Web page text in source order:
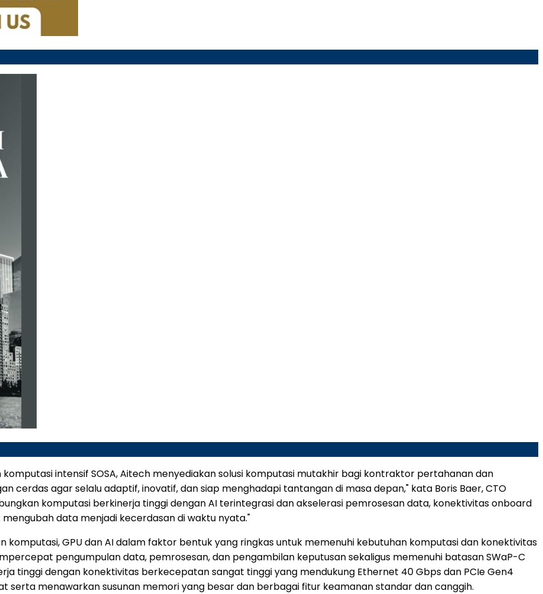
komputasi intensif SOSA, Aitech menyediakan solusi komputasi mutakhir bagi kontraktor pertahanan dan
cerdas agar selalu adaptif, inovatif, dan siap menghadapi tantangan di masa depan," kata Boris Baer, CTO
komputasi berkinerja tinggi dengan AI terintegrasi dan akselerasi pemrosesan data, konektivitas onboard
data menjadi kecerdasan di waktu nyata."
komputasi, GPU dan AI dalam faktor bentuk yang ringkas untuk memenuhi kebutuhan komputasi dan konektivitas
pengumpulan data, pemrosesan, dan pengambilan keputusan sekaligus memenuhi batasan SWaP-C
tinggi dengan konektivitas berkecepatan sangat tinggi yang mendukung Ethernet 40 Gbps dan PCIe Gen4
serta menawarkan susunan memori yang besar dan berbagai fitur keamanan standar dan canggih.